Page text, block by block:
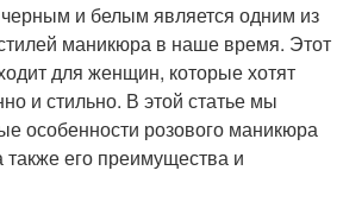
и белым является одним из
маникюра в наше время. Этот
для женщин, которые хотят
и стильно. В этой статье мы
особенности розового маникюра
его преимущества и